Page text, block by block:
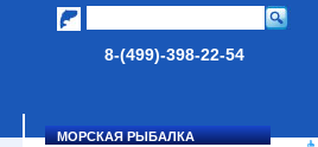
8-(499)-398-22-54
МОРСКАЯ РЫБАЛКА